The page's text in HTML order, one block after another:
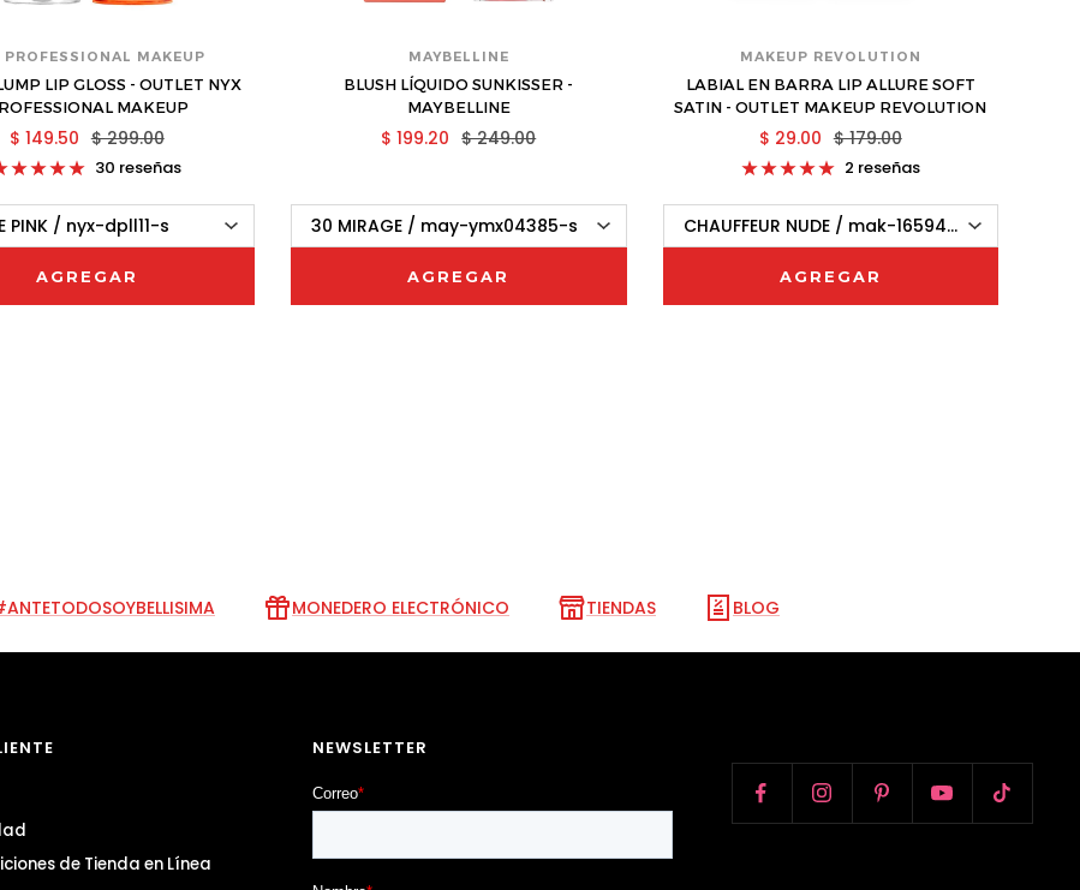
PROFESSIONAL MAKEUP
LIP GLOSS - OUTLET NYX
MAKEUP
$ 149.50 $ 299.00
30 reseñas
AGREGAR
MAYBELLINE
BLUSH LÍQUIDO SUNKISSER -
MAYBELLINE
$ 199.20 $ 249.00
AGREGAR
MAKEUP REVOLUTION
LABIAL EN BARRA LIP ALLURE SOFT
SATIN - OUTLET MAKEUP REVOLUTION
$ 29.00 $ 179.00
2 reseñas
AGREGAR
MONEDERO ELECTRÓNICO TIENDAS BLOG
de Tienda en Línea
NEWSLETTER